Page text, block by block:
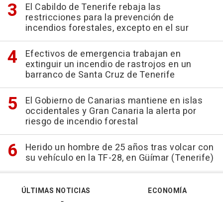
El Cabildo de Tenerife rebaja las
restricciones para la prevención de
incendios forestales, excepto en el sur
Efectivos de emergencia trabajan en
extinguir un incendio de rastrojos en un
barranco de Santa Cruz de Tenerife
El Gobierno de Canarias mantiene en islas
occidentales y Gran Canaria la alerta por
riesgo de incendio forestal
Herido un hombre de 25 años tras volcar con
su vehículo en la TF-28, en Güímar (Tenerife)
ÚLTIMAS NOTICIAS
ECONOMÍA